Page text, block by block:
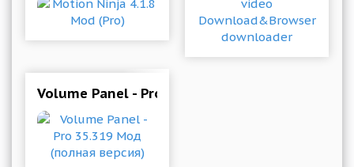
Volume Panel - Pro 35.319 Мод (полная